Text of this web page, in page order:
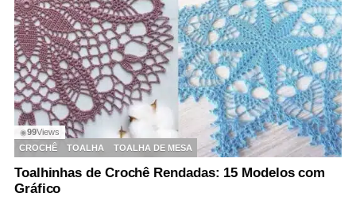
◉99Views
CROCHÊ
TOALHA TOALHA DE MESA
Toalhinhas de Crochê Rendadas: 15 Modelos com
Gráfico